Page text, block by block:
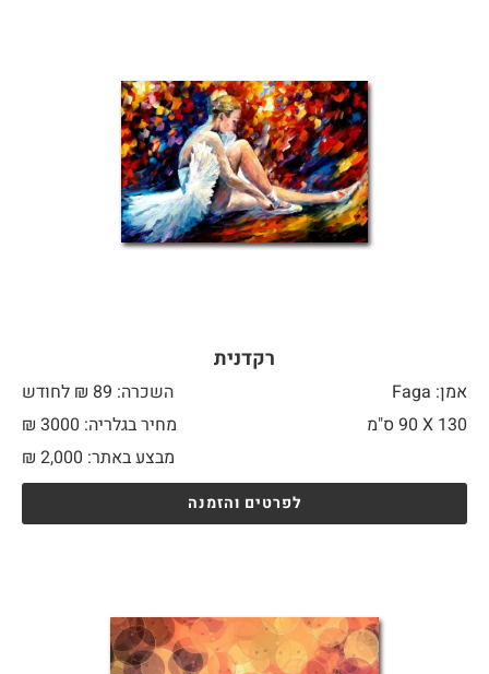
רקדנית
אמן: Faga
השכרה: 89 ₪ לחודש
130 X
מחיר בגלריה: 3000 ₪
מבצע באתר:
₪ 2,000
לפרטים והזמנה